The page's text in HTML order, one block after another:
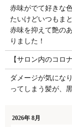
赤味がでて好きな
たいけどいつもま
赤味を抑えて艶の
りました！
【サロン内のコロ
ダメージが気にな
ってしまう髪が、
2026年 8月